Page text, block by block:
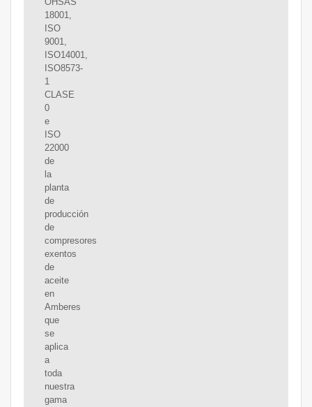
18001,
ISO
9001,
ISO14001,
ISO8573-
1
CLASE
0
e
ISO
22000
de
la
planta
de
producción
de
compresores
exentos
de
aceite
en
Amberes
que
se
aplica
a
toda
nuestra
gama